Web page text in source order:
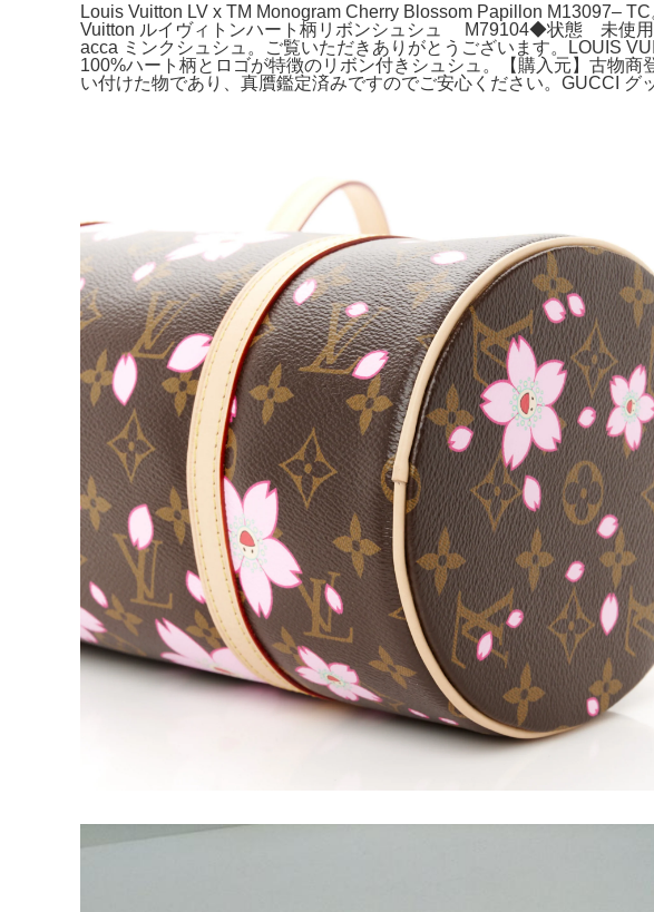
Louis Vuitton LV x TM Monogram Cherry Blossom Papillon M13097–
Vuitton ルイヴィトンハート柄リボンシュシュ M79104◆状態 未使用
acca ミンクシュシュ。ご覧いただきありがとうございます。
100%ハート柄とロゴが特徴のリボン付きシュシュ。【購入元】古物
い付けた物であり、真贋鑑定済みですのでご安心ください。GUCCI